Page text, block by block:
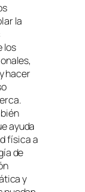
la
los
hacer
ayuda
física a
de
y